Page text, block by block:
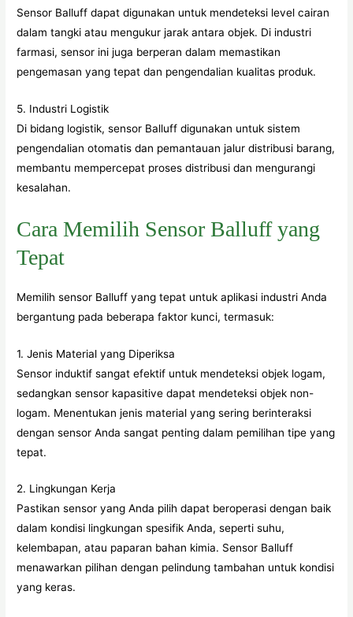
Sensor Balluff dapat digunakan untuk mendeteksi level cairan
dalam tangki atau mengukur jarak antara objek. Di industri
farmasi, sensor ini juga berperan dalam memastikan
pengemasan yang tepat dan pengendalian kualitas produk.
5. Industri Logistik
Di bidang logistik, sensor Balluff digunakan untuk sistem
pengendalian otomatis dan pemantauan jalur distribusi barang,
membantu mempercepat proses distribusi dan mengurangi
kesalahan.
Cara Memilih Sensor Balluff yang
Tepat
Memilih sensor Balluff yang tepat untuk aplikasi industri Anda
bergantung pada beberapa faktor kunci, termasuk:
1. Jenis Material yang Diperiksa
Sensor induktif sangat efektif untuk mendeteksi objek logam,
sedangkan sensor kapasitive dapat mendeteksi objek non-
logam. Menentukan jenis material yang sering berinteraksi
dengan sensor Anda sangat penting dalam pemilihan tipe yang
tepat.
2. Lingkungan Kerja
Pastikan sensor yang Anda pilih dapat beroperasi dengan baik
dalam kondisi lingkungan spesifik Anda, seperti suhu,
kelembapan, atau paparan bahan kimia. Sensor Balluff
menawarkan pilihan dengan pelindung tambahan untuk kondisi
yang keras.